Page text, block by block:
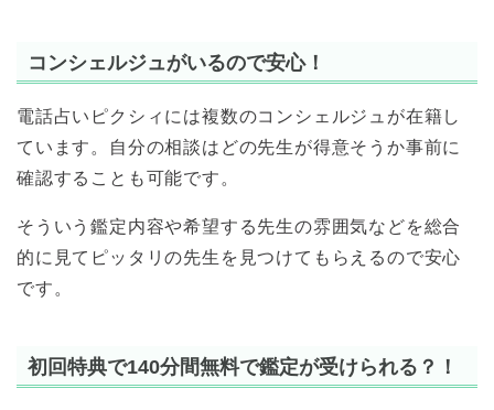
コンシェルジュがいるので安心！
電話占いピクシィには複数のコンシェルジュが在籍し
ています。自分の相談はどの先生が得意そうか事前に
確認することも可能です。
そういう鑑定内容や希望する先生の雰囲気などを総合
的に見てピッタリの先生を見つけてもらえるので安心
です。
初回特典で140分間無料で鑑定が受けられる？！